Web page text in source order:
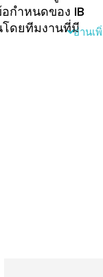
กำหนดของ IB
โดยทีมงานที่มีอ่านเ